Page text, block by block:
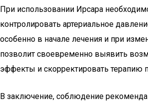
При использовании Ирсара
контролировать артериальное
особенно в начале лечения и при
позволит своевременно выявить
эффекты и скорректировать терапию
В заключение, соблюдение